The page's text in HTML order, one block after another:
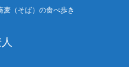
麦（そば）の食べ歩き